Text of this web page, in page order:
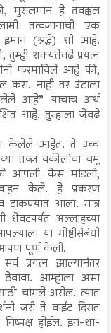
मुसलमान हे तवक्कल
तत्वज्ञानाची एक
(श्रद्धे) शी आहे.
तुम्ही शक्यतेवढे प्रयत्न
फरमाविले आहे की,
नाही तर उंटाला
आहे” याचाच अर्थ
आहे. तुम्हाला जेवढे
केलेले आहेत. ते उच्च
तज्ज्ञ वकीलांचा चमू
आपली केस मांडली,
आवाहन केले. हे प्रकरण
टाकण्यात आला. मात्र
शेवटपर्यंत अल्लाहच्या
या गोष्टीसंबंधी
पूर्ण केली.
प्रयत्न झाल्यानंतर
ठेवावा. आम्हाला असा
चांगले असेल. त्यात
जरी ते वाईट दिसत
होईल. इन-शा-